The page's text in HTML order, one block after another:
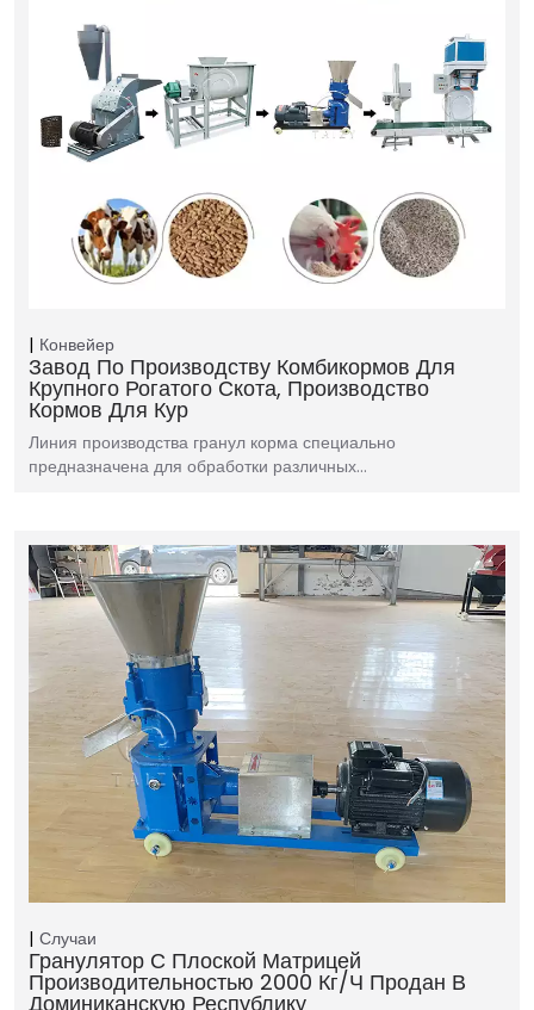
Конвейер
Завод По Производству Комбикормов Для
Крупного Рогатого Скота, Производство
Кормов Для Кур
Линия производства гранул корма специально
предназначена для обработки различных…
Случаи
Гранулятор С Плоской Матрицей
Производительностью 2000 Кг/ч Продан В
Доминиканскую Республику